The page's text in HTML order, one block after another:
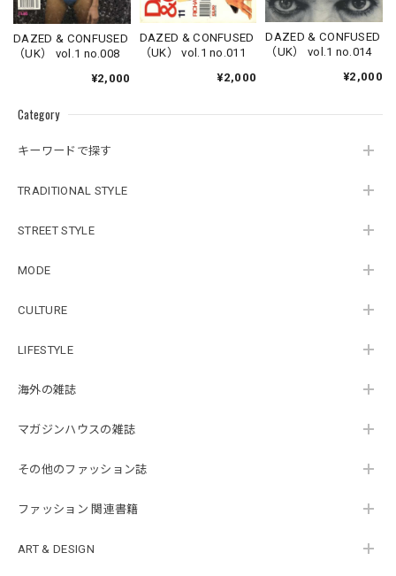
Category
キーワードで探す
TRADITIONAL STYLE
STREET STYLE
MODE
CULTURE
LIFESTYLE
海外の雑誌
マガジンハウスの雑誌
その他のファッション誌
ファッション 関連書籍
ART & DESIGN
DAZED & CONFUSED
（UK） vol.1 no.008
¥2,000
DAZED & CONFUSED
（UK） vol.1 no.011
¥2,000
DAZED & CONFUSED
（UK） vol.1 no.014
¥2,000